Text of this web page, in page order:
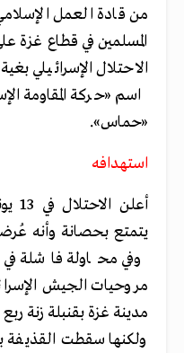
من قادة العمل
المسلمين في قطاع غزة
الاحتلال الإسرائيلي
اسم «حركة المقاومة
«حماس».
استهدافه
يتمتع بحصانة وأنه
مروحيات الجيش
مدينة غزة بقنبلة زنة
ولكنها سقطت